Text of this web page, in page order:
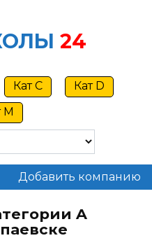
24
Кат C
Кат D
M
Добавить компанию
A